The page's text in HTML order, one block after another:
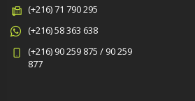
(+216) 71 790 295
(+216) 58 363 638
(+216) 90 259 875 / 90 259
877